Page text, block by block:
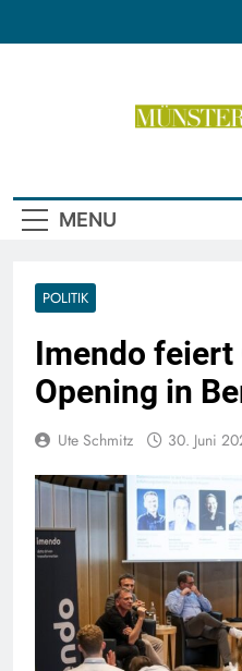
MENU
POLITIK
Imendo feiert
Opening in
Ute Schmitz 30. Juni